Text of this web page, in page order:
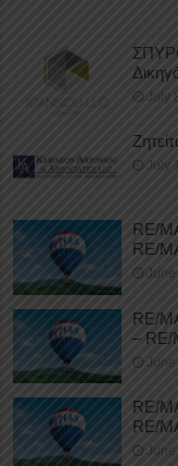
July
July
RE/
RE/
RE/
– RE/
RE/
RE/